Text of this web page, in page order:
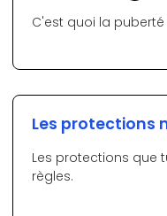
C'est quoi la puberté
Les protections
Les protections que
règles.